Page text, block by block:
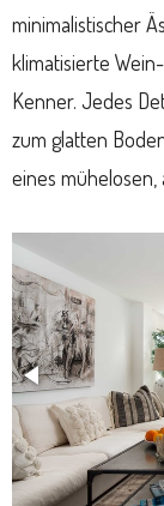
minimalistischer
klimatisierte
Kenner. Jedes
zum glatten
eines